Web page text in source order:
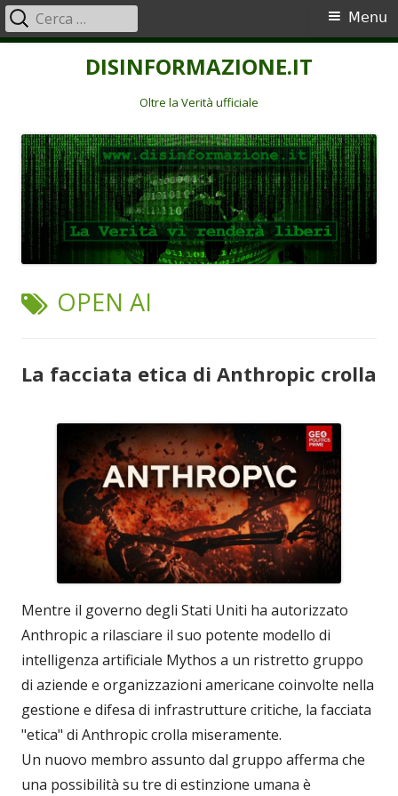
DISINFORMAZIONE.IT
Oltre la Verità ufficiale
Menu
principale
Menu
Ricerca
per:
TAG:
OPEN AI
La facciata etica di Anthropic crolla
Mentre il governo degli Stati Uniti ha autorizzato
Anthropic a rilasciare il suo potente modello di
intelligenza artificiale Mythos a un ristretto gruppo
di aziende e organizzazioni americane coinvolte nella
gestione e difesa di infrastrutture critiche, la facciata
"etica" di Anthropic crolla miseramente.
Un nuovo membro assunto dal gruppo afferma che
una possibilità su tre di estinzione umana è